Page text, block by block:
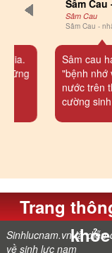
Sâm Cau -
Sâm Cau - nhân tố
Sâm cau hay
"bệnh nhớ vợ"
nước trên thế
cường sinh lý,
Trang
Sinhlucnam.vn là
về sinh lực nam